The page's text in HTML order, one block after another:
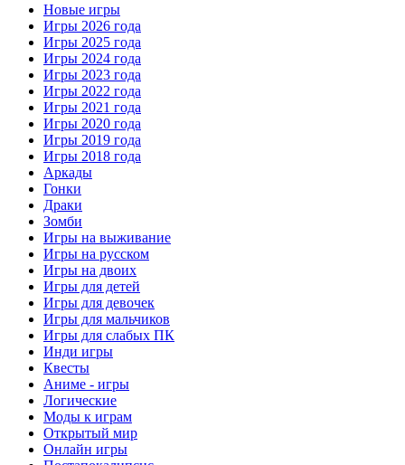
Новые игры
Игры 2026 года
Игры 2025 года
Игры 2024 года
Игры 2023 года
Игры 2022 года
Игры 2021 года
Игры 2020 года
Игры 2019 года
Игры 2018 года
Аркады
Гонки
Драки
Зомби
Игры на выживание
Игры на русском
Игры на двоих
Игры для детей
Игры для девочек
Игры для мальчиков
Игры для слабых ПК
Инди игры
Квесты
Аниме - игры
Логические
Моды к играм
Открытый мир
Онлайн игры